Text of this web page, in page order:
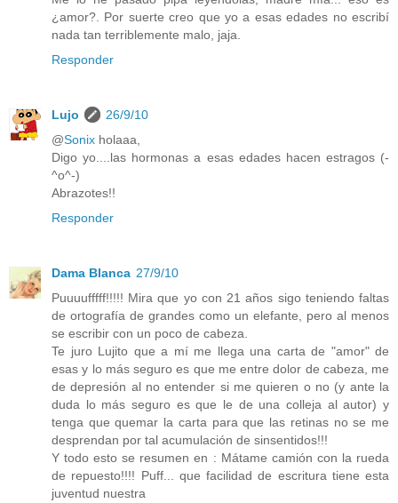
¿amor?. Por suerte creo que yo a esas edades no escribí
nada tan terriblemente malo, jaja.
Responder
Lujo
26/9/10
@Sonix holaaa,
Digo yo....las hormonas a esas edades hacen estragos (-
^o^-)
Abrazotes!!
Responder
Dama Blanca 27/9/10
Puuuufffff!!!!! Mira que yo con 21 años sigo teniendo faltas
de ortografía de grandes como un elefante, pero al menos
se escribir con un poco de cabeza.
Te juro Lujito que a mí me llega una carta de "amor" de
esas y lo más seguro es que me entre dolor de cabeza, me
de depresión al no entender si me quieren o no (y ante la
duda lo más seguro es que le de una colleja al autor) y
tenga que quemar la carta para que las retinas no se me
desprendan por tal acumulación de sinsentidos!!!
Y todo esto se resumen en : Mátame camión con la rueda
de repuesto!!!! Puff... que facilidad de escritura tiene esta
juventud nuestra